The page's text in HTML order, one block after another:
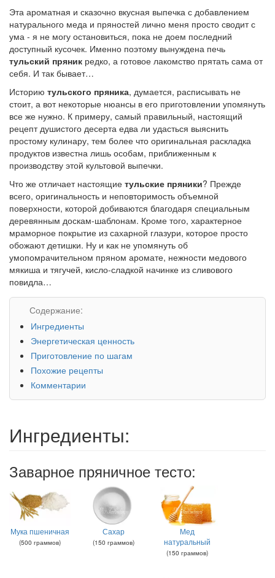
Эта ароматная и сказочно вкусная выпечка с добавлением
натурального меда и пряностей лично меня просто сводит с
ума - я не могу остановиться, пока не доем последний
доступный кусочек. Именно поэтому вынуждена печь
тульский пряник редко, а готовое лакомство прятать сама от
себя. И так бывает…
Историю тульского пряника, думается, расписывать не
стоит, а вот некоторые нюансы в его приготовлении упомянуть
все же нужно. К примеру, самый правильный, настоящий
рецепт душистого десерта едва ли удасться выяснить
простому кулинару, тем более что оригинальная раскладка
продуктов известна лишь особам, приближенным к
производству этой культовой выпечки.
Что же отличает настоящие тульские пряники? Прежде
всего, оригинальность и неповторимость объемной
поверхности, которой добиваются благодаря специальным
деревянным доскам-шаблонам. Кроме того, характерное
мраморное покрытие из сахарной глазури, которое просто
обожают детишки. Ну и как не упомянуть об
умопомрачительном пряном аромате, нежности медового
мякиша и тягучей, кисло-сладкой начинке из сливового
повидла…
Содержание:
Ингредиенты
Энергетическая ценность
Приготовление по шагам
Похожие рецепты
Комментарии
Ингредиенты:
Заварное пряничное тесто:
Мука пшеничная
(500 граммов)
Сахар
(150 граммов)
Мед
натуральный
(150 граммов)